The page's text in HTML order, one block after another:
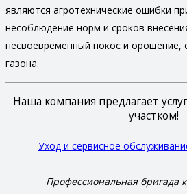
являются агротехнические ошибки
несоблюдение норм и сроков
несвоевременный покос и орошение,
газона.
Наша компания предлагает
участком!
Уход и сервисное
Профессиональная бригада